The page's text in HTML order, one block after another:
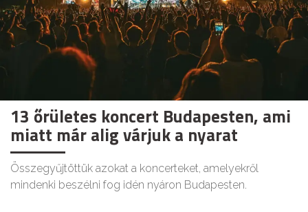
13 őrületes koncert Budapesten, ami
miatt már alig várjuk a nyarat
Összegyűjtöttük azokat a koncerteket, amelyekről
mindenki beszélni fog idén nyáron Budapesten.